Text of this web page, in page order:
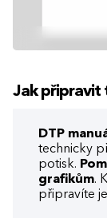
Jak připravit
DTP
technicky
potisk.
grafikům.
připravíte